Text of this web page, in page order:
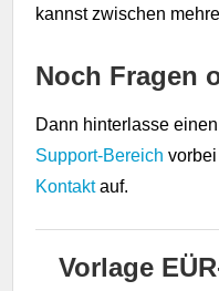
kannst zwischen
Noch Fragen
Dann hinterlasse
Support-Bereich
Kontaktauf.
Vorlage